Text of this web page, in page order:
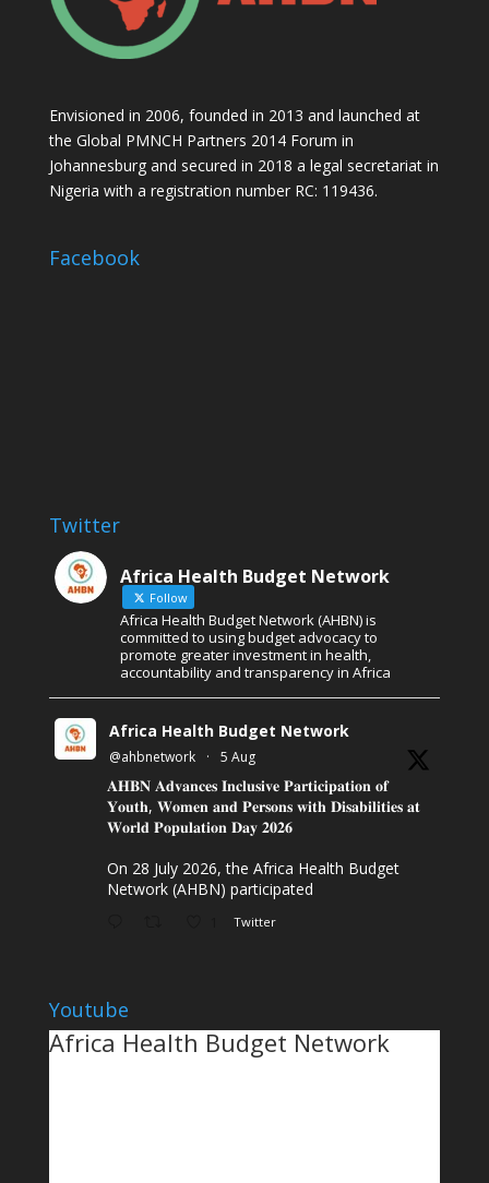
Envisioned in 2006, founded in 2013 and launched at
the Global PMNCH Partners 2014 Forum in
Johannesburg and secured in 2018 a legal secretariat in
Nigeria with a registration number RC: 119436.
Facebook
Twitter
Africa Health Budget Network
Follow
Africa Health Budget Network (AHBN) is
committed to using budget advocacy to
promote greater investment in health,
accountability and transparency in Africa
Africa Health Budget Network
@ahbnetwork · 5 Aug
𝐀𝐇𝐁𝐍 𝐀𝐝𝐯𝐚𝐧𝐜𝐞𝐬 𝐈𝐧𝐜𝐥𝐮𝐬𝐢𝐯𝐞 𝐏𝐚𝐫𝐭𝐢𝐜𝐢𝐩𝐚𝐭𝐢𝐨𝐧 𝐨𝐟
𝐘𝐨𝐮𝐭𝐡, 𝐖𝐨𝐦𝐞𝐧 𝐚𝐧𝐝 𝐏𝐞𝐫𝐬𝐨𝐧𝐬 𝐰𝐢𝐭𝐡 𝐃𝐢𝐬𝐚𝐛𝐢𝐥𝐢𝐭𝐢𝐞𝐬 𝐚𝐭
𝐖𝐨𝐫𝐥𝐝 𝐏𝐨𝐩𝐮𝐥𝐚𝐭𝐢𝐨𝐧 𝐃𝐚𝐲 𝟐𝟎𝟐𝟔
On 28 July 2026, the Africa Health Budget
Network (AHBN) participated
Twitter
Youtube
Africa Health Budget Network